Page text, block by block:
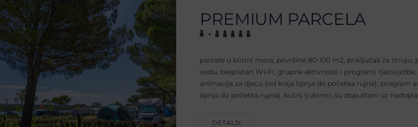
PREMIUM PARCELA
+
parcele u blizini mora, površine 80-100 m2, priključak za struju,
vodu, besplatan WI-FI, grupne aktivnosti i programi tjelovježbe,
animacija za djecu (od kraja lipnja do početka rujna), program
lipnja do početka rujna), kućni ljubimci su dopušteni uz
DETALJI